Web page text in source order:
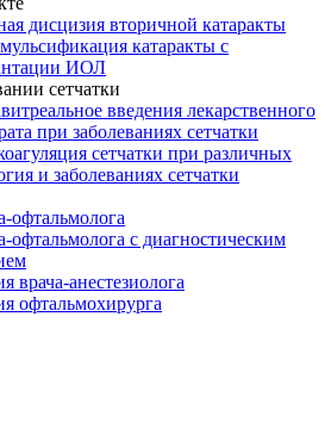
дисцизия вторичной катаракты
катаракты с
ИОЛ
сетчатки
введения лекарственного
при заболеваниях сетчатки
сетчатки при различных
и заболеваниях сетчатки
офтальмолога
офтальмолога с диагностическим
врача-анестезиолога
офтальмохирурга